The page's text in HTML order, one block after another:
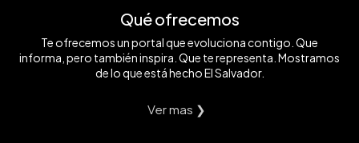
Qué ofrecemos
Te ofrecemos un portal que evoluciona contigo. Que
informa, pero también inspira. Que te representa. Mostramos
de lo que está hecho El Salvador.
Ver mas ❯